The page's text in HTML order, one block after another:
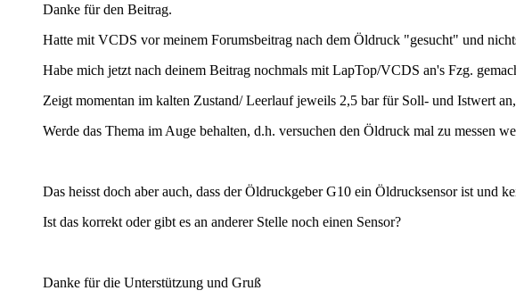
Danke für den Beitrag.
Hatte mit VCDS vor meinem Forumsbeitrag nach dem Öldruck "gesucht" und
Habe mich jetzt nach deinem Beitrag nochmals mit LapTop/VCDS an's Fzg.
Zeigt momentan im kalten Zustand/ Leerlauf jeweils 2,5 bar für Soll- und Istwert
Werde das Thema im Auge behalten, d.h. versuchen den Öldruck mal zu messen
Das heisst doch aber auch, dass der Öldruckgeber G10 ein Öldrucksensor ist und
Ist das korrekt oder gibt es an anderer Stelle noch einen Sensor?
Danke für die Unterstützung und Gruß